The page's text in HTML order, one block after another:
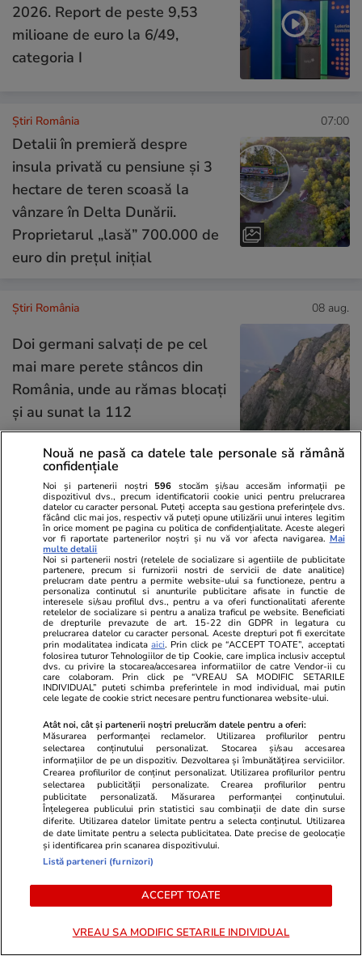
2026. Report de peste 9,53
milioane de euro la 6/49,
categoria I
Știri România 07:00
Detalii în premieră despre
insula privată cu pensiune și 3
hectare de teren scoasă la
vânzare în Delta Dunării.
Proprietarul „lasă” 700.000 de
euro din prețul inițial
Știri România 08 aug.
Doi germani salvați de pe cel
mai mare perete stâncos din
România, unde au rămas blocați
și au sunat la 112
Știri România
Au fost scufundate în Dunăre și
ultimele două barje: 4
împingătoare de mare putere
au ajutat la operațiune
07 aug.
De ce nu stingem lumina când
doar un avertisment
07 aug.
Cum supraviețuiești unui șef
prost
Nouă ne pasă ca datele tale personale să rămână
confidențiale
Noi și partenerii noștri 596 stocăm și/sau accesăm informații pe
dispozitivul dvs., precum identificatorii cookie unici pentru prelucrarea
datelor cu caracter personal. Puteți accepta sau gestiona preferințele dvs.
făcând clic mai jos, respectiv vă puteți opune utilizării unui interes legitim
în orice moment pe pagina cu politica de confidențialitate. Aceste alegeri
vor fi raportate partenerilor noștri și nu vă vor afecta navigarea. Mai
multe detalii
Noi si partenerii nostri (retelele de socializare si agentiile de publicitate
partenere, precum si furnizorii nostri de servicii de date analitice)
prelucram date pentru a permite website-ului sa functioneze, pentru a
personaliza continutul si anunturile publicitare afisate in functie de
interesele si/sau profilul dvs., pentru a va oferi functionalitati aferente
retelelor de socializare si pentru a analiza traficul pe website. Beneficiati
de drepturile prevazute de art. 15-22 din GDPR in legatura cu
prelucrarea datelor cu caracter personal. Aceste drepturi pot fi exercitate
prin modalitatea indicataaici. Prin click pe “ACCEPT TOATE”, acceptati
folosirea tuturor Tehnologiilor de tip Cookie, care implica inclusiv acceptul
dvs. cu privire la stocarea/accesarea informatiilor de catre Vendor-ii cu
care colaboram. Prin click pe “VREAU SA MODIFIC SETARILE
INDIVIDUAL” puteti schimba preferintele in mod individual, mai putin
cele legate de cookie strict necesare pentru functionarea website-ului.
Atât noi, cât și partenerii noștri prelucrăm datele pentru a oferi:
Măsurarea performanței reclamelor. Utilizarea profilurilor pentru
selectarea conținutului personalizat. Stocarea și/sau accesarea
informațiilor de pe un dispozitiv. Dezvoltarea și îmbunătățirea serviciilor.
Crearea profilurilor de conținut personalizat. Utilizarea profilurilor pentru
selectarea publicității personalizate. Crearea profilurilor pentru
publicitate personalizată. Măsurarea performanței conținutului.
Înțelegerea publicului prin statistici sau combinații de date din surse
diferite. Utilizarea datelor limitate pentru a selecta conținutul. Utilizarea
de date limitate pentru a selecta publicitatea. Date precise de geolocație
și identificarea prin scanarea dispozitivului.
Listă parteneri (furnizori)
ACCEPT TOATE
VREAU SA MODIFIC SETARILE INDIVIDUAL